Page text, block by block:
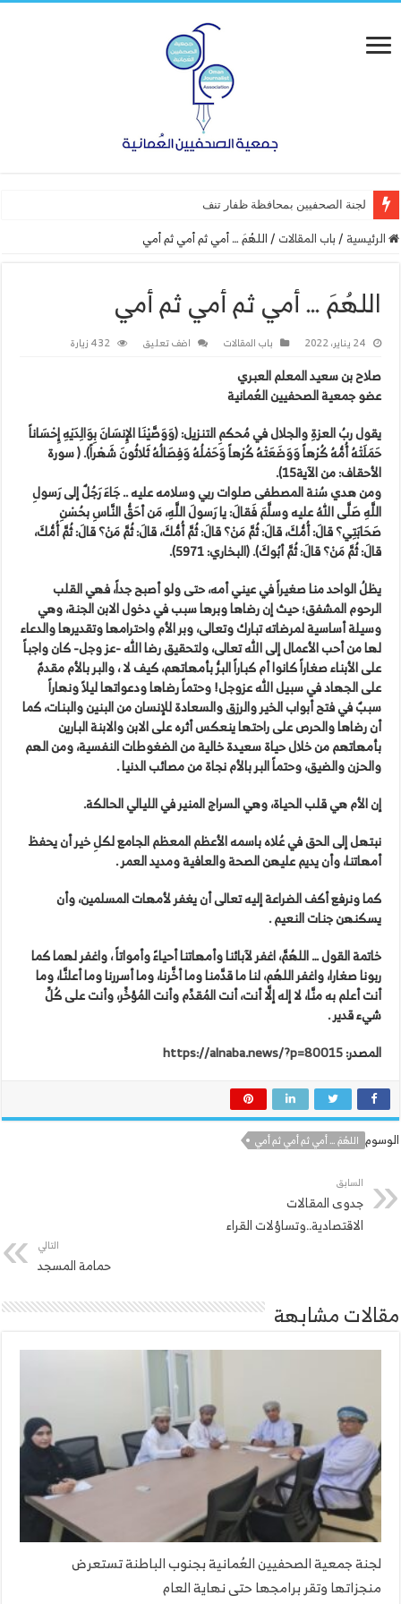
لجنة الصحفيين بمحافظة ظفار تنفذ ورشة عمل “أس
الرئيسية /باب المقالات /اللهُمَ … أمي ثم أمي ثم أمي
اللهُمَ … أمي ثم أمي ثم أمي
24 يناير، 2022 باب المقالات اضف تعليق 432 زيارة
صلاح بن سعيد المعلم العبري
عضو جمعية الصحفيين العُمانية
يقول ربُ العزةِ والجلال في مُحكمِ التنزيل: (وَوَصَّيْنَا الإِنسَانَ بِوَالِدَيْهِ إِحْسَاناً
حَمَلَتْهُ أُمُّهُ كُرْهاً وَوَضَعَتْهُ كُرْهاً وَحَمْلُهُ وَفِصَالُهُ ثَلاثُونَ شَهْراً). ( سورة
الأحقاف: من الآية15).
ومن هدي سُنة المصطفى صلوات ربي وسلامه عليه .. جَاءَ رَجُلٌ إلى رَسولِ
اللَّهِ صَلَّى اللهُ عليه وسلَّمَ فَقالَ: يا رَسولَ اللَّهِ، مَن أحَقُّ النَّاسِ بحُسْنِ
صَحَابَتِي؟ قالَ: أُمُّكَ، قالَ: ثُمَّ مَنْ؟ قالَ: ثُمَّ أُمُّكَ، قالَ: ثُمَّ مَنْ؟ قالَ: ثُمَّ أُمُّكَ،
قالَ: ثُمَّ مَنْ؟ قالَ: ثُمَّ أبُوكَ). (البخاري: 5971).
يظلُ الواحد منا صغيراً في عيني أمه، حتى ولو أصبح جداً، فهي القلب
الرحوم المشفق؛ حيث إن رضاها وبرها سبب في دخول الابن الجنة، وهي
وسيلة أساسية لمرضاته تبارك وتعالى، وبر الأم واحترامها وتقديرها والدعاء
لها من أحب الأعمال إلى الله تعالى، ولتحقيق رضا الله -عز وجل- كان واجباً
على الأبناء صغاراً كانوا أم كباراً البرُّ بأمهاتهم، كيف لا ، والبر بالأم مقدمٌ
على الجهاد في سبيل الله عزوجل! وحتماً رضاها ودعواتها ليلاً ونهاراً
سببٌ في فتح أبواب الخير والرزق والسعادة للإنسان من البنين والبنات، كما
أن رضاها والحرص على راحتها ينعكس أثره على الابن والابنة البارين
بأمهاتهم من خلال حياة سعيدة خالية من الضغوطات النفسية، ومن الهم
والحزن والضيق، وحتماً البر بالأم نجاة من مصائب الدنيا .
إن الأم هي قلب الحياة، وهي السراج المنير في الليالي الحالكة.
نبتهل إلى الحق في عُلاه باسمه الأعظم المعظم الجامع لكلِ خير أن يحفظ
أمهاتنا، وأن يديم عليهن الصحة والعافية ومديد العمر .
كما ونرفع أكف الضراعة إليه تعالى أن يغفر لأمهات المسلمين، وأن
يسكنهن جنات النعيم .
خاتمة القول … اللهُمَّ، اغفر لآبائنا وأمهاتنا أحياءً وأمواتاً ، واغفر لهما كما
ربونا صغارا، واغفر اللهُم، لنا ما قدَّمنا وما أخَّرنا، وما أسررنا وما أعلنَّا، وما
أنت أعلم به منَّا، لا إله إلَّا أنت، أنت المُقدِّم وأنت المُؤخِّر، وأنت على كُلِّ
شيء قدير .
المصدر:https://alnaba.news/?p=80015
الوسوم اللهُمَ … أمي ثم أمي ثم أمي
السابق
جدوى المقالات
الاقتصادية..وتساؤلات القراء
التالي
حمامة المسجد
مقالات مشابهة
لجنة جمعية الصحفيين العُمانية بجنوب الباطنة تستعرض
منجزاتها وتقر برامجها حتى نهاية العام